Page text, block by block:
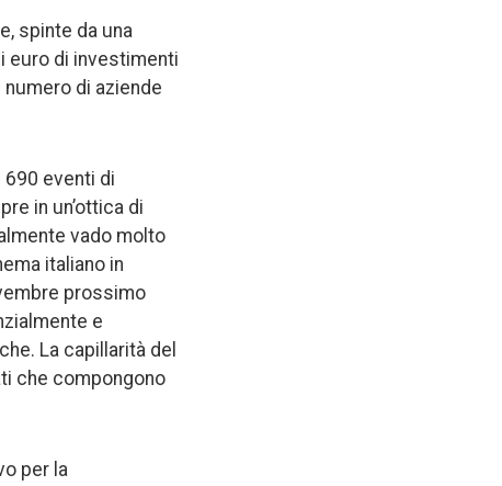
spinte da una
euro di investimenti
di aziende
eventi di
in un’ottica di
vado molto
italiano in
prossimo
e
La capillarità del
che compongono
per la